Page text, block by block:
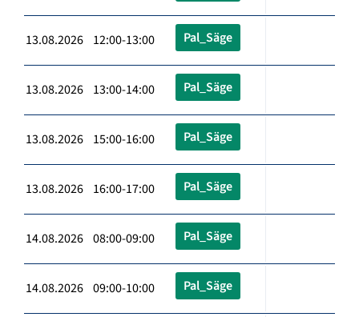
13.08.2026 12:00-13:00 Pal_Säge
13.08.2026 13:00-14:00 Pal_Säge
13.08.2026 15:00-16:00 Pal_Säge
13.08.2026 16:00-17:00 Pal_Säge
14.08.2026 08:00-09:00 Pal_Säge
14.08.2026 09:00-10:00 Pal_Säge